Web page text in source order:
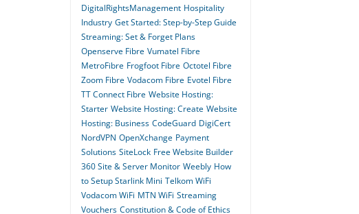
DigitalRightsManagement Hospitality
Industry Get Started: Step-by-Step Guide
Streaming: Set & Forget Plans
Openserve Fibre Vumatel Fibre
MetroFibre Frogfoot Fibre Octotel Fibre
Zoom Fibre Vodacom Fibre Evotel Fibre
TT Connect Fibre Website Hosting:
Starter Website Hosting: Create Website
Hosting: Business CodeGuard DigiCert
NordVPN OpenXchange Payment
Solutions SiteLock Free Website Builder
360 Site & Server Monitor Weebly How
to Setup Starlink Mini Telkom WiFi
Vodacom WiFi MTN WiFi Streaming
Vouchers Constitution & Code of Ethics